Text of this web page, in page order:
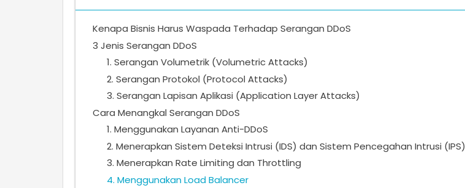
Kenapa Bisnis Harus Waspada Terhadap Serangan DDoS
3 Jenis Serangan DDoS
1. Serangan Volumetrik (Volumetric Attacks)
2. Serangan Protokol (Protocol Attacks)
3. Serangan Lapisan Aplikasi (Application Layer Attacks)
Cara Menangkal Serangan DDoS
1. Menggunakan Layanan Anti-DDoS
2. Menerapkan Sistem Deteksi Intrusi (IDS) dan Sistem Pencegahan Intrusi (IPS)
3. Menerapkan Rate Limiting dan Throttling
4. Menggunakan Load Balancer